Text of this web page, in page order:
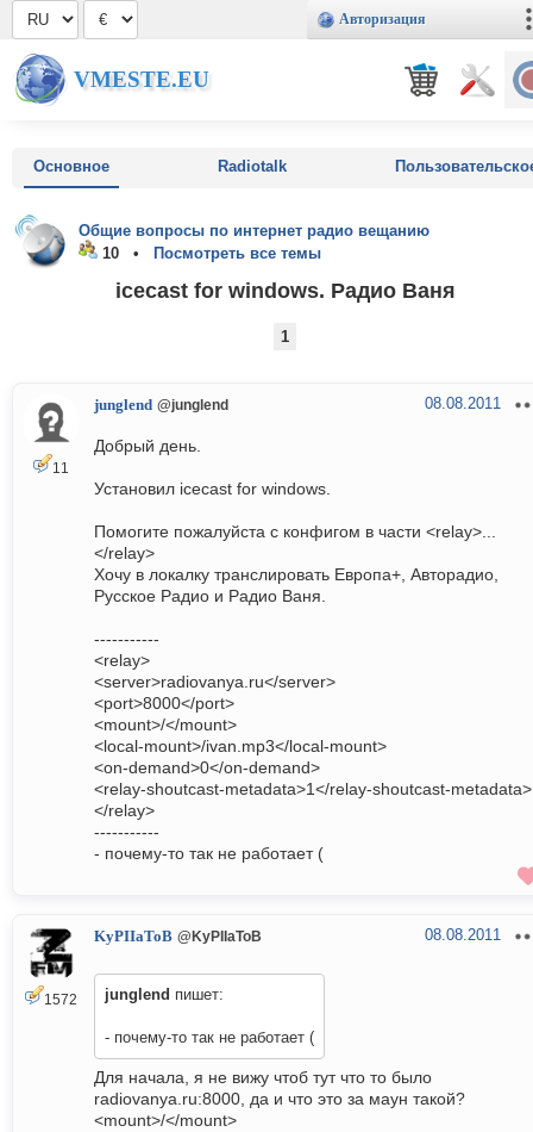
Авторизация
VMESTE.EU
Основное Radiotalk
Общие вопросы по интернет радио вещанию
10 •
Посмотреть все темы
icecast for windows. Радио Ваня
1
11
junglend @junglend 08.08.2011
Добрый день.
Установил icecast for windows.
Помогите пожалуйста с конфигом в части <relay>...
</relay>
Хочу в локалку транслировать Европа+, Авторадио,
Русское Радио и Радио Ваня.
-----------
<relay>
<server>radiovanya.ru</server>
<port>8000</port>
<mount>/</mount>
<local-mount>/ivan.mp3</local-mount>
<on-demand>0</on-demand>
<relay-shoutcast-metadata>1</relay-shoutcast-metadata>
</relay>
-----------
- почему-то так не работает (
1572
KyPIIaToB @KyPIIaToB 08.08.2011
junglend пишет:
- почему-то так не работает (
Для начала, я не вижу чтоб тут что то было
radiovanya.ru:8000, да и что это за маун такой?
<mount>/</mount>